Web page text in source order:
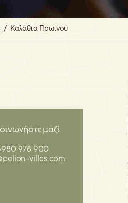
/ Καλάθια Πρωινού
μαζί
978 900
villas.com